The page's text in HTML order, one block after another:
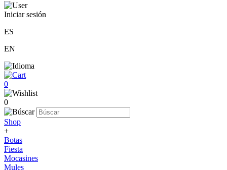
Iniciar sesión
ES
EN
0
0
Shop
+
Botas
Fiesta
Mocasines
Mules